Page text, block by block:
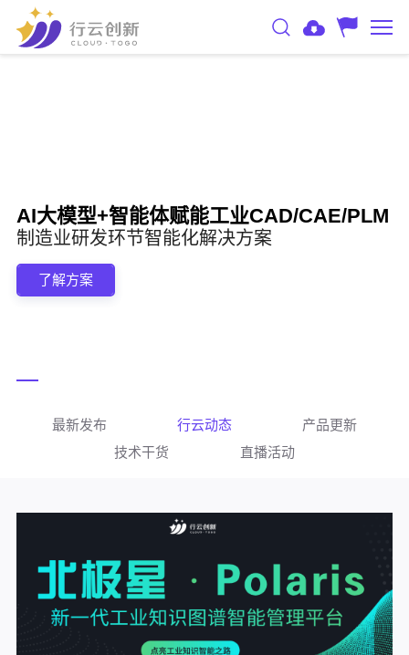
AI大模型+智能体赋能工业CAD/CAE/PLM
制造业研发环节智能化解决方案
了解方案
最新发布 行云动态
产品更新
技术干货
直播活动